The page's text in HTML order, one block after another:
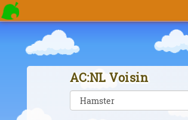
AC:NL Voisin